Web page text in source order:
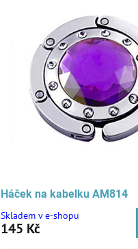
Háček na kabelku AM814
Skladem v e-shopu
145 Kč